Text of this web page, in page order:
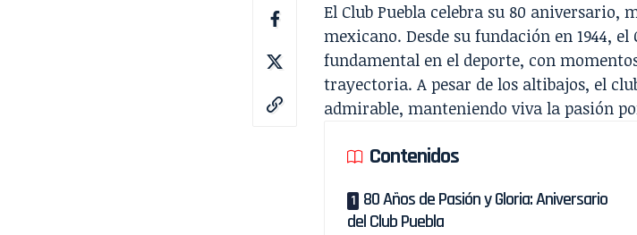
El Club Puebla celebra su 80
mexicano. Desde su fundación en 1944,
fundamental en el deporte, con
trayectoria. A pesar de los altibajos, el
admirable, manteniendo viva la pasión
Contenidos
80 Años de Pasión y Gloria: Aniversario
del Club Puebla